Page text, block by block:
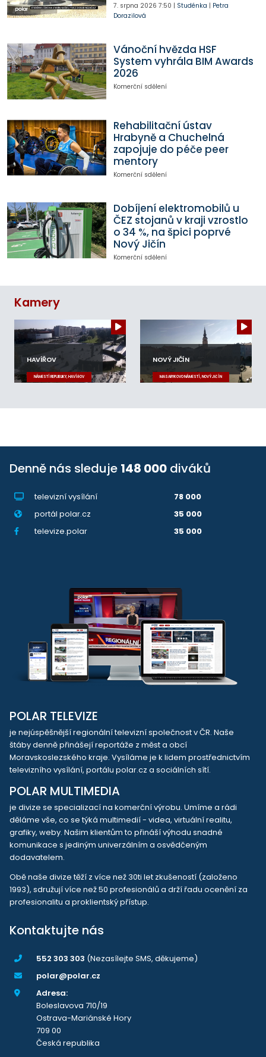
7. srpna 2026 7:50 | Studénka | Petra
Dorazilová
Vánoční hvězda HSF
System vyhrála BIM Awards
2026
Komerční sdělení
Rehabilitační ústav
Hrabyně a Chuchelná
zapojuje do péče peer
mentory
Komerční sdělení
Dobíjení elektromobilů u
ČEZ stojanů v kraji vzrostlo
o 34 %, na špici poprvé
Nový Jičín
Komerční sdělení
Kamery
HAVÍŘOV
NÁMĚSTÍ REPUBLIKY, HAVÍŘOV
NOVÝ JIČÍN
MASARYKOVO NÁMĚSTÍ, NOVÝ JIČÍN
Denně nás sleduje 148 000 diváků
televizní vysílání
78 000
portál polar.cz
35 000
televize.polar
35 000
POLAR TELEVIZE
je nejúspěšnější regionální televizní společnost v ČR. Naše
štáby denně přinášejí reportáže z měst a obcí
Moravskoslezského kraje. Vysíláme je k lidem prostřednictvím
televizního vysílání, portálu polar.cz a sociálních sítí.
POLAR MULTIMEDIA
je divize se specializací na komerční výrobu. Umíme a rádi
děláme vše, co se týká multimedií - videa, virtuální realitu,
grafiky, weby. Našim klientům to přináší výhodu snadné
komunikace s jediným univerzálním a osvědčeným
dodavatelem.
Obě naše divize těží z více než 30ti let zkušeností (založeno
1993), sdružují více než 50 profesionálů a drží řadu ocenění za
profesionalitu a proklientský přístup.
Kontaktujte nás
552 303 303 (Nezasílejte SMS, děkujeme)
polar@polar.cz
Adresa:
Boleslavova 710/19
Ostrava-Mariánské Hory
709 00
Česká republika